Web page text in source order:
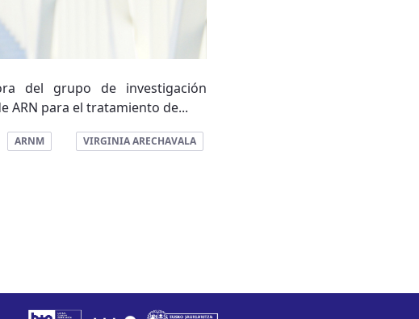
del grupo de investigación
ARN para el tratamiento de...
ARNM
VIRGINIA ARECHAVALA